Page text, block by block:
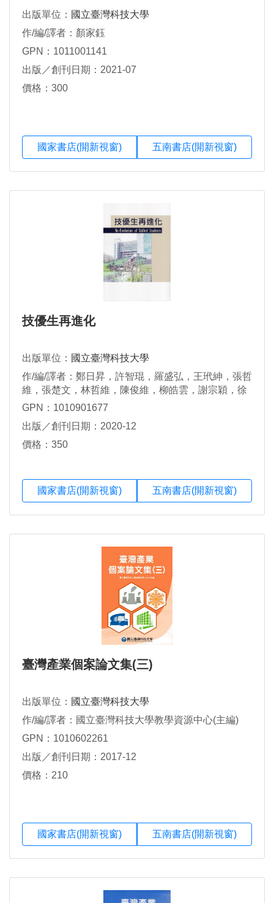
出版單位： 國立臺灣科技大學
作/編/譯者：顏家鈺
GPN：1011001141
出版／創刊日期：2021-07
價格：300
國家書店(開新視窗) 五南書店(開新視窗)
技優生再進化
出版單位： 國立臺灣科技大學
作/編/譯者：鄭日昇，許智琨，羅盛弘，王玳紳，張哲
維，張楚文，林哲維，陳俊維，柳皓雲，謝宗穎，徐
志宏，吳慶安，張榮恩，張哲瑋，林靖芳，郭訓佑，
GPN：1010901677
出版／創刊日期：2020-12
價格：350
國家書店(開新視窗) 五南書店(開新視窗)
臺灣產業個案論文集(三)
出版單位： 國立臺灣科技大學
作/編/譯者：國立臺灣科技大學教學資源中心(主編)
GPN：1010602261
出版／創刊日期：2017-12
價格：210
國家書店(開新視窗) 五南書店(開新視窗)